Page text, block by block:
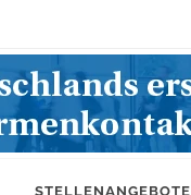
STELLENANGEBOTE